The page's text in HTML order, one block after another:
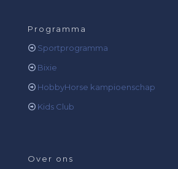
Programma
Sportprogramma
Bixie
HobbyHorse kampioenschap
Kids Club
Over ons